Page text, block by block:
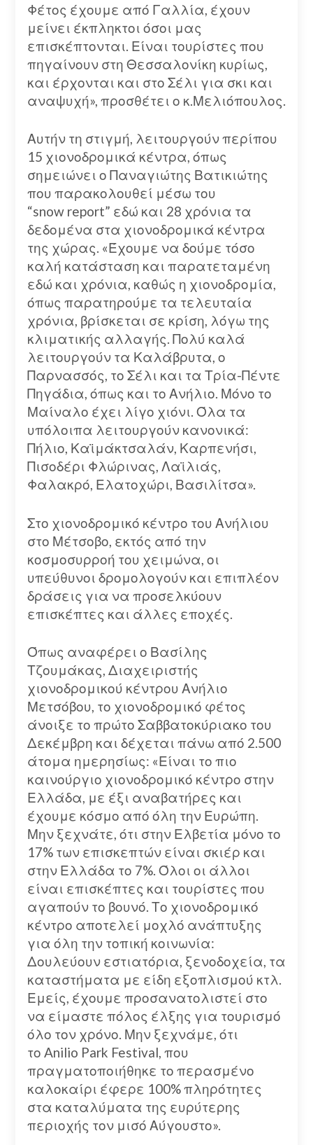
Φέτος έχουμε από Γαλλία, έχουν
μείνει έκπληκτοι όσοι μας
επισκέπτονται. Είναι τουρίστες που
πηγαίνουν στη Θεσσαλονίκη κυρίως,
και έρχονται και στο Σέλι για σκι και
αναψυχή», προσθέτει ο κ.Μελιόπουλος.
Αυτήν τη στιγμή, λειτουργούν περίπου
15 χιονοδρομικά κέντρα, όπως
σημειώνει ο Παναγιώτης Βατικιώτης
που παρακολουθεί μέσω του
“snow report” εδώ και 28 χρόνια τα
δεδομένα στα χιονοδρομικά κέντρα
της χώρας. «Έχουμε να δούμε τόσο
καλή κατάσταση και παρατεταμένη
εδώ και χρόνια, καθώς η χιονοδρομία,
όπως παρατηρούμε τα τελευταία
χρόνια, βρίσκεται σε κρίση, λόγω της
κλιματικής αλλαγής. Πολύ καλά
λειτουργούν τα Καλάβρυτα, ο
Παρνασσός, το Σέλι και τα Τρία-Πέντε
Πηγάδια, όπως και το Ανήλιο. Μόνο το
Μαίναλο έχει λίγο χιόνι. Όλα τα
υπόλοιπα λειτουργούν κανονικά:
Πήλιο, Καϊμάκτσαλάν, Καρπενήσι,
Πισοδέρι Φλώρινας, Λαϊλιάς,
Φαλακρό, Ελατοχώρι, Βασιλίτσα».
Στο χιονοδρομικό κέντρο του Ανήλιου
στο Μέτσοβο, εκτός από την
κοσμοσυρροή του χειμώνα, οι
υπεύθυνοι δρομολογούν και επιπλέον
δράσεις για να προσελκύουν
επισκέπτες και άλλες εποχές.
Όπως αναφέρει ο Βασίλης
Τζουμάκας, Διαχειριστής
χιονοδρομικού κέντρου Ανήλιο
Μετσόβου, το χιονοδρομικό φέτος
άνοιξε το πρώτο Σαββατοκύριακο του
Δεκέμβρη και δέχεται πάνω από 2.500
άτομα ημερησίως: «Είναι το πιο
καινούργιο χιονοδρομικό κέντρο στην
Ελλάδα, με έξι αναβατήρες και
έχουμε κόσμο από όλη την Ευρώπη.
Μην ξεχνάτε, ότι στην Ελβετία μόνο το
17% των επισκεπτών είναι σκιέρ και
στην Ελλάδα το 7%. Όλοι οι άλλοι
είναι επισκέπτες και τουρίστες που
αγαπούν το βουνό. Το χιονοδρομικό
κέντρο αποτελεί μοχλό ανάπτυξης
για όλη την τοπική κοινωνία:
Δουλεύουν εστιατόρια, ξενοδοχεία, τα
καταστήματα με είδη εξοπλισμού κτλ.
Εμείς, έχουμε προσανατολιστεί στο
να είμαστε πόλος έλξης για τουρισμό
όλο τον χρόνο. Μην ξεχνάμε, ότι
το Anilio Park Festival, που
πραγματοποιήθηκε το περασμένο
καλοκαίρι έφερε 100% πληρότητες
στα καταλύματα της ευρύτερης
περιοχής τον μισό Αύγουστο».